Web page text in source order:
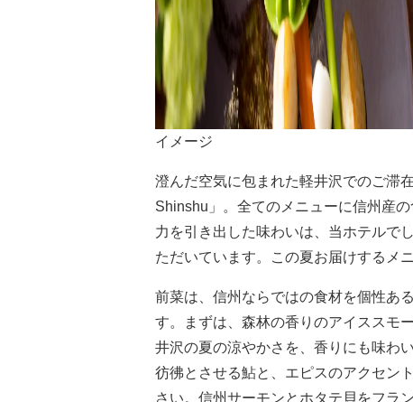
イメージ
澄んだ空気に包まれた軽井沢でのご滞
Shinshu」。全てのメニューに信州産
力を引き出した味わいは、当ホテルで
ただいています。この夏お届けするメ
前菜は、信州ならではの食材を個性あ
す。まずは、森林の香りのアイススモ
井沢の夏の涼やかさを、香りにも味わ
彷彿とさせる鮎と、エピスのアクセン
さい。信州サーモンとホタテ貝をフラ